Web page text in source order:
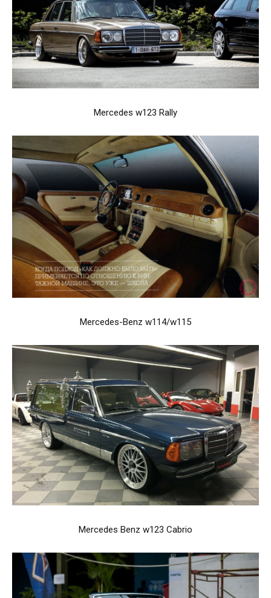
Mercedes w123 Rally
Mercedes-Benz w114/w115
Mercedes Benz w123 Cabrio